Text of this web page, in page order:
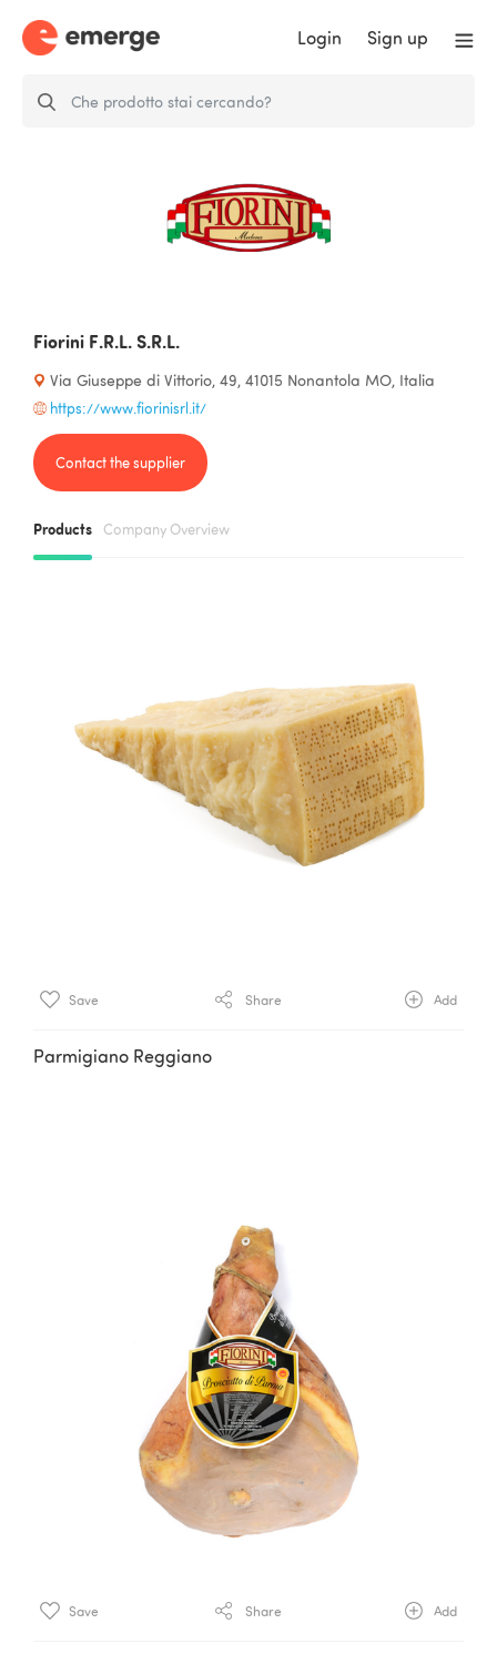
Login Sign up
Fiorini F.R.L. S.R.L.
Via Giuseppe di Vittorio, 49, 41015 Nonantola MO, Italia
https://www.fiorinisrl.it/
Contact the supplier
Products Company Overview
Save Share Add
Parmigiano Reggiano
Save Share Add